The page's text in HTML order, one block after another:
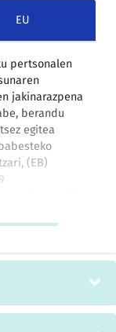
EU
pertsonalen
jakinarazpena
berandu
egitea
(EB)
arabera.
Babestekoa eta
DITUEN